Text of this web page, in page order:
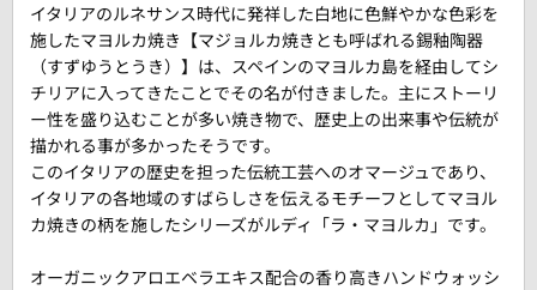
イタリアのルネサンス時代に発祥した白地に色鮮やかな色彩を
施したマヨルカ焼き【マジョルカ焼きとも呼ばれる錫釉陶器
（すずゆうとうき）】は、スペインのマヨルカ島を経由してシ
チリアに入ってきたことでその名が付きました。主にストーリ
ー性を盛り込むことが多い焼き物で、歴史上の出来事や伝統が
描かれる事が多かったそうです。
このイタリアの歴史を担った伝統工芸へのオマージュであり、
イタリアの各地域のすばらしさを伝えるモチーフとしてマヨル
カ焼きの柄を施したシリーズがルディ「ラ・マヨルカ」です。
オーガニックアロエベラエキス配合の香り高きハンドウォッシ